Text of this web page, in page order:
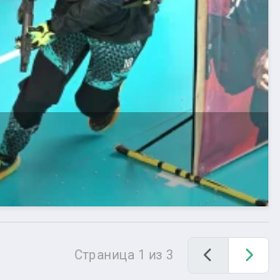
Страница 1 из 3 Назад